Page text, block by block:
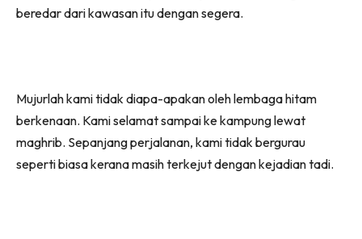
beredar dari kawasan itu dengan segera.
Mujurlah kami tidak diapa-apakan oleh lembaga hitam
berkenaan. Kami selamat sampai ke kampung lewat
maghrib. Sepanjang perjalanan, kami tidak bergurau
seperti biasa kerana masih terkejut dengan kejadian tadi.